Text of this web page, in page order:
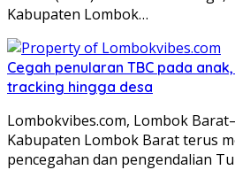
Kabupaten Lombok…
Cegah penularan TBC pada
tracking hingga desa
Lombokvibes.com, Lombok
Kabupaten Lombok Barat terus
pencegahan dan pengendalian